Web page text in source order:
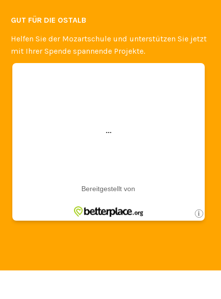
GUT FÜR DIE OSTALB
Helfen Sie der Mozartschule und unterstützen Sie jetzt
mit Ihrer Spende spannende Projekte.